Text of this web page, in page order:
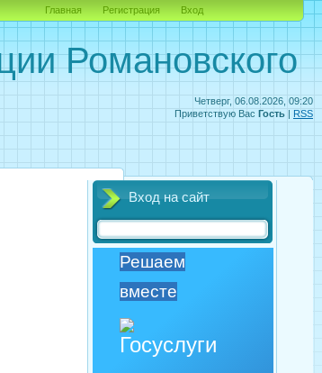
Четверг, 06.08.2026, 09:20
Романовского
Приветствую Вас Гость | RSS
Главная Регистрация Вход
Вход на сайт
Решаем
вместе